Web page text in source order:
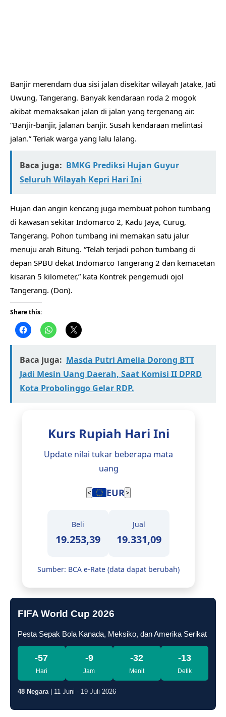
Banjir merendam dua sisi jalan disekitar wilayah Jatake, Jati
Uwung, Tangerang. Banyak kendaraan roda 2 mogok
akibat memaksakan jalan di jalan yang tergenang air.
“Banjir-banjir, jalanan banjir. Susah kendaraan melintasi
jalan.” Teriak warga yang lalu lalang.
Baca juga: BMKG Prediksi Hujan Guyur
Seluruh Wilayah Kepri Hari Ini
Hujan dan angin kencang juga membuat pohon tumbang
di kawasan sekitar Indomarco 2, Kadu Jaya, Curug,
Tangerang. Pohon tumbang ini memakan satu jalur
menuju arah Bitung. “Telah terjadi pohon tumbang di
depan SPBU dekat Indomarco Tangerang 2 dan kemacetan
kisaran 5 kilometer,” kata Kontrek pengemudi ojol
Tangerang. (Don).
Share this:
Baca juga: Masda Putri Amelia Dorong BTT
Jadi Mesin Uang Daerah, Saat Komisi II DPRD
Kota Probolinggo Gelar RDP.
Kurs Rupiah Hari Ini
Update nilai tukar beberapa mata
uang
< EUR>
Beli
19.253,39
Jual
19.331,09
Sumber: BCA e-Rate (data dapat berubah)
FIFA World Cup 2026
Pesta Sepak Bola Kanada, Meksiko, dan Amerika Serikat
-57
Hari
-9
Jam
-32
Menit
-14
Detik
48 Negara| 11 Juni - 19 Juli 2026